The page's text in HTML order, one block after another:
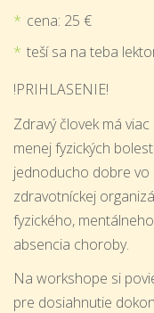
cena: 25 €
teší sa na teba
!PRIHLASENIE!
Zdravý človek má
menej fyzických
jednoducho dobre vo
zdravotníckej
fyzického,
absencia choroby.
Na workshope si
pre dosiahnutie